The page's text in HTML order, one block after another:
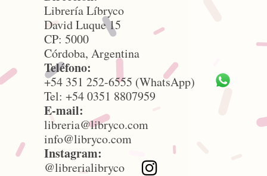
Librería Líbryco
David Luque 15
CP: 5000
Córdoba, Argentina
Teléfono:
+54 351 252-6555 (WhatsApp)
Tel: +54 0351 8807959
E-mail:
libreria@libryco.com
info@libryco.com
Instagram:
@librerialibryco